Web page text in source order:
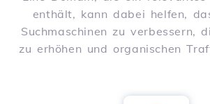
enthält, kann dabei helfen,
Suchmaschinen zu verbessern,
zu erhöhen und organischen